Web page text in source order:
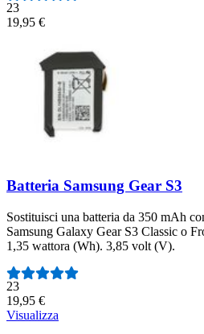
23
19,95 €
Batteria Samsung Gear S3
Sostituisci una batteria da 350 mAh
Samsung Galaxy Gear S3 Classic o
1,35 wattora (Wh). 3,85 volt (V).
Numero di recensioni:
23
19,95 €
Visualizza